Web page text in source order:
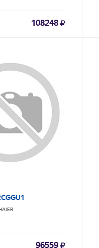
108248
96559